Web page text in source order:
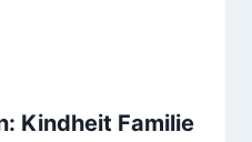
Kindheit Familie